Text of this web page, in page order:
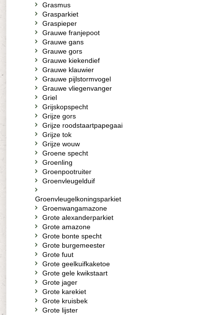
Grasmus
Grasparkiet
Graspieper
Grauwe franjepoot
Grauwe gans
Grauwe gors
Grauwe kiekendief
Grauwe klauwier
Grauwe pijlstormvogel
Grauwe vliegenvanger
Griel
Grijskopspecht
Grijze gors
Grijze roodstaartpapegaai
Grijze tok
Grijze wouw
Groene specht
Groenling
Groenpootruiter
Groenvleugelduif
Groenvleugelkoningsparkiet
Groenwangamazone
Grote alexanderparkiet
Grote amazone
Grote bonte specht
Grote burgemeester
Grote fuut
Grote geelkuifkaketoe
Grote gele kwikstaart
Grote jager
Grote karekiet
Grote kruisbek
Grote lijster